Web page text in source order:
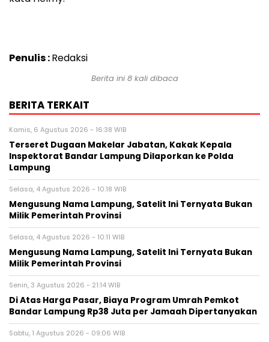
Penulis :Redaksi
Berita ini 8 kali dibaca
BERITA TERKAIT
Kamis, 6 Agustus 2026 - 16:38 WIB
Terseret Dugaan Makelar Jabatan, Kakak Kepala
Inspektorat Bandar Lampung Dilaporkan ke Polda
Lampung
Selasa, 4 Agustus 2026 - 10:18 WIB
Mengusung Nama Lampung, Satelit Ini Ternyata Bukan
Milik Pemerintah Provinsi
Selasa, 4 Agustus 2026 - 10:11 WIB
Mengusung Nama Lampung, Satelit Ini Ternyata Bukan
Milik Pemerintah Provinsi
Senin, 3 Agustus 2026 - 21:14 WIB
Di Atas Harga Pasar, Biaya Program Umrah Pemkot
Bandar Lampung Rp38 Juta per Jamaah Dipertanyakan
Sabtu, 1 Agustus 2026 - 09:06 WIB